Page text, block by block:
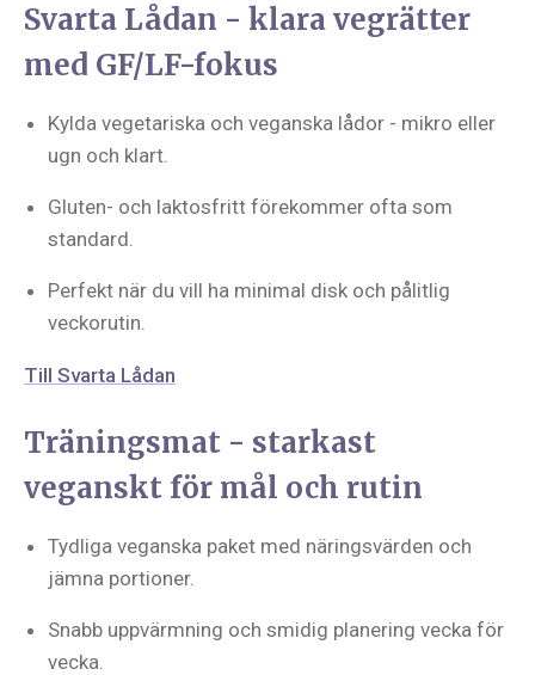
Svarta Lådan - klara vegrätter
med GF/LF-fokus
Kylda vegetariska och veganska lådor - mikro eller
ugn och klart.
Gluten- och laktosfritt förekommer ofta som
standard.
Perfekt när du vill ha minimal disk och pålitlig
veckorutin.
Till Svarta Lådan
Träningsmat - starkast
veganskt för mål och rutin
Tydliga veganska paket med näringsvärden och
jämna portioner.
Snabb uppvärmning och smidig planering vecka för
vecka.